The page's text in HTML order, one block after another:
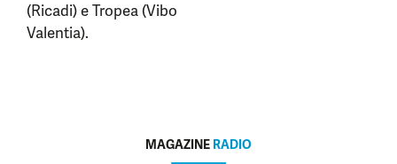
(Ricadi) e Tropea (Vibo
Valentia).
MAGAZINE RADIO